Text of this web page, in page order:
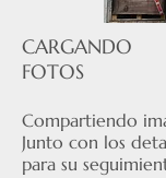
CARGANDO
FOTOS
Compartiendo
Junto con los
para su